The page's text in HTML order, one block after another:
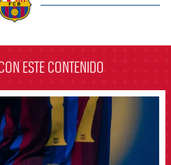
ESTE CONTENIDO
FCB Barcelona badge